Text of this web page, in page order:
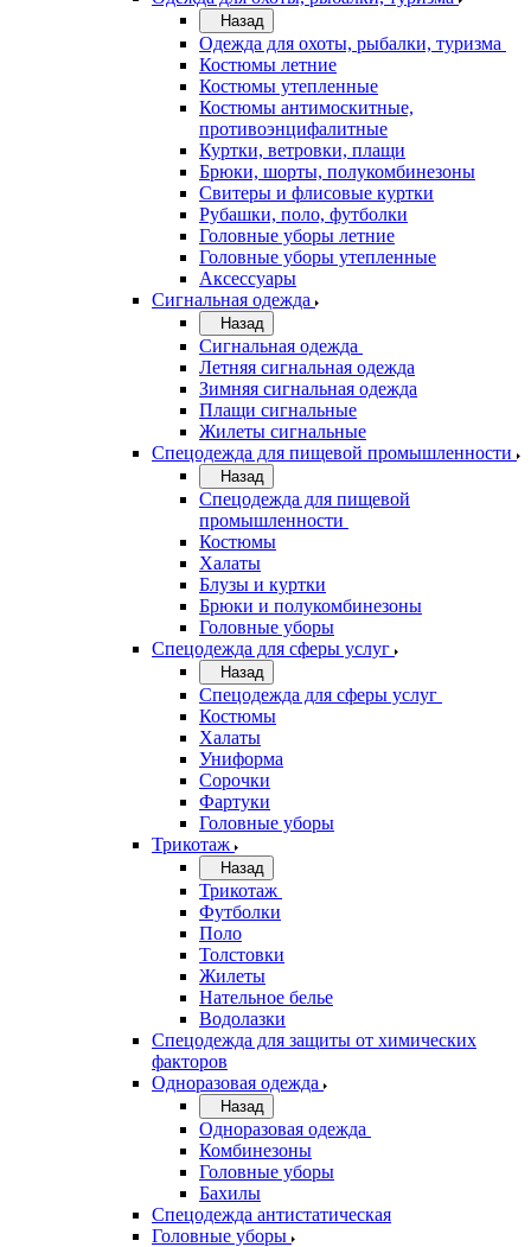
Назад
Одежда для охоты, рыбалки, туризма
Костюмы летние
Костюмы утепленные
Костюмы антимоскитные,
противоэнцифалитные
Куртки, ветровки, плащи
Брюки, шорты, полукомбинезоны
Свитеры и флисовые куртки
Рубашки, поло, футболки
Головные уборы летние
Головные уборы утепленные
Аксессуары
Сигнальная одежда
Назад
Сигнальная одежда
Летняя сигнальная одежда
Зимняя сигнальная одежда
Плащи сигнальные
Жилеты сигнальные
Спецодежда для пищевой промышленности
Назад
Спецодежда для пищевой
промышленности
Костюмы
Халаты
Блузы и куртки
Брюки и полукомбинезоны
Головные уборы
Спецодежда для сферы услуг
Назад
Спецодежда для сферы услуг
Костюмы
Халаты
Униформа
Сорочки
Фартуки
Головные уборы
Трикотаж
Назад
Трикотаж
Футболки
Поло
Толстовки
Жилеты
Нательное белье
Водолазки
Спецодежда для защиты от химических
факторов
Одноразовая одежда
Назад
Одноразовая одежда
Комбинезоны
Головные уборы
Бахилы
Спецодежда антистатическая
Головные уборы